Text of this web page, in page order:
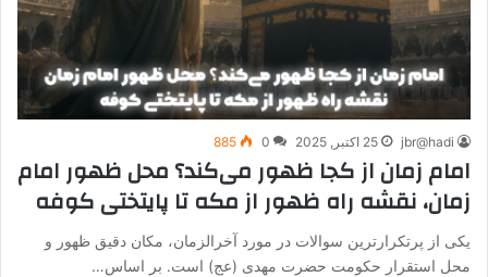
jbr@hadi 25 اکتبر, 2025 0
885
امام زمان از کجا ظهور می‌کند؟ محل ظهور امام
زمان، نقشه راه ظهور از مکه تا پایتختی کوفه
یکی از پرتکرارترین سوالات در مورد آخرالزمان، مکان دقیق ظهور و
محل استقرار حکومت حضرت مهدی (عج) است. بر اساس…